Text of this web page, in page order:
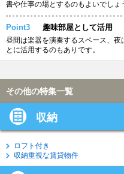
書や仕事の場とするのもよいでしょ
Point3 趣味部屋として活用
昼間は楽器を演奏するスペース、夜
とに活用するのもありです。
その他の特集一覧
収納
ロフト付き
収納重視な賃貸物件